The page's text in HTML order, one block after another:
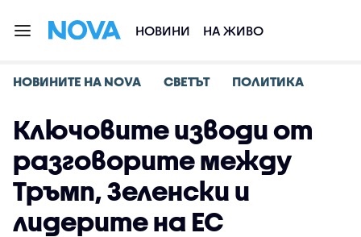
НОВИНИ НА ЖИВО
НОВИНИТЕ НА NOVA СВЕТЪТ ПОЛИТИКА
Ключовите изводи от
разговорите между
Тръмп, Зеленски и
лидерите на ЕС